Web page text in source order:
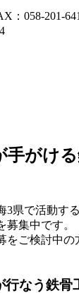
手がけ
3県で活動す
集中です。
をご検討中の
行なう鉄骨